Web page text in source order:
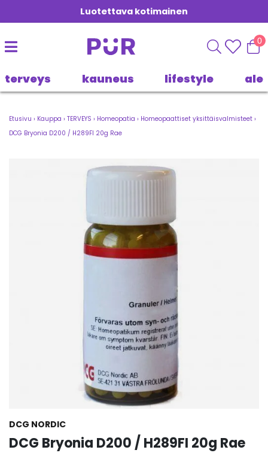
Luotettava kotimainen
0
terveys kauneus lifestyle ale
Etusivu › Kauppa › TERVEYS › Homeopatia › Homeopaattiset yksittäisvalmisteet ›
DCG Bryonia D200 / H289FI 20g Rae
DCG NORDIC
DCG Bryonia D200 / H289FI 20g Rae